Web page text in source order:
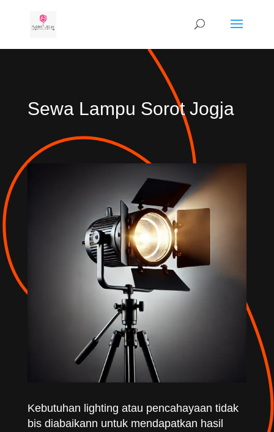
Sewa Lampu Sorot Jogja
Kebutuhan lighting atau pencahayaan tidak
bis diabaikann untuk mendapatkan hasil